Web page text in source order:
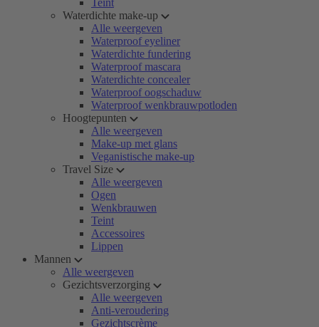
Teint
Waterdichte make-up
Alle weergeven
Waterproof eyeliner
Waterdichte fundering
Waterproof mascara
Waterdichte concealer
Waterproof oogschaduw
Waterproof wenkbrauwpotloden
Hoogtepunten
Alle weergeven
Make-up met glans
Veganistische make-up
Travel Size
Alle weergeven
Ogen
Wenkbrauwen
Teint
Accessoires
Lippen
Mannen
Alle weergeven
Gezichtsverzorging
Alle weergeven
Anti-veroudering
Gezichtscrème